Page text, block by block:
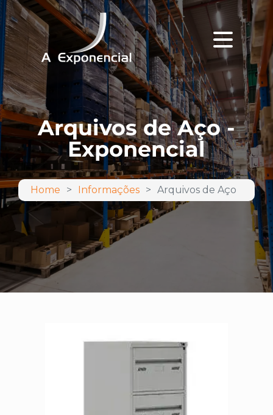
Arquivos de Aço -
Exponencial
Home Informações Arquivos de Aço